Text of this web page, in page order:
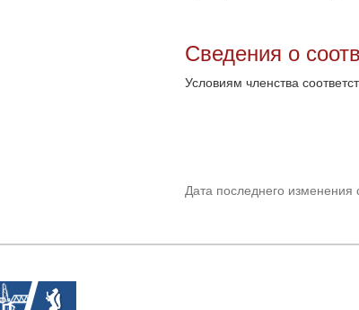
Сведения о
Условиям членства
Дата последнего